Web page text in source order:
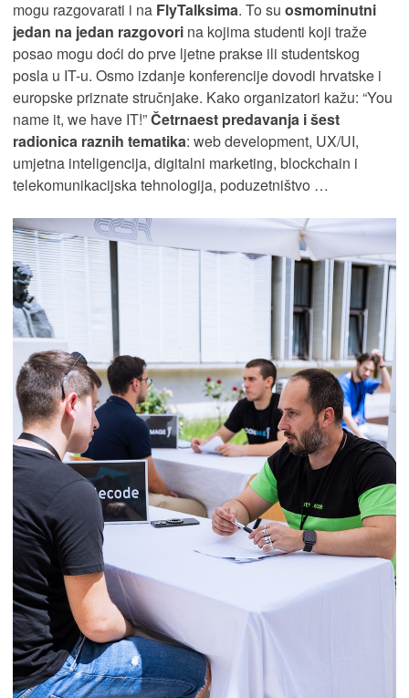
mogu razgovarati i na FlyTalksima. To su osmominutni
jedan na jedan razgovori na kojima studenti koji traže
posao mogu doći do prve ljetne prakse ili studentskog
posla u IT-u. Osmo izdanje konferencije dovodi hrvatske i
europske priznate stručnjake. Kako organizatori kažu: “You
name it, we have IT!”Četrnaest predavanja i šest
radionica raznih tematika: web development, UX/UI,
umjetna inteligencija, digitalni marketing, blockchain i
telekomunikacijska tehnologija, poduzetništvo …